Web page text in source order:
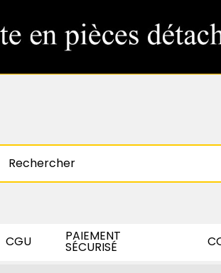
CGU PAIEMENT
SÉCURISÉ